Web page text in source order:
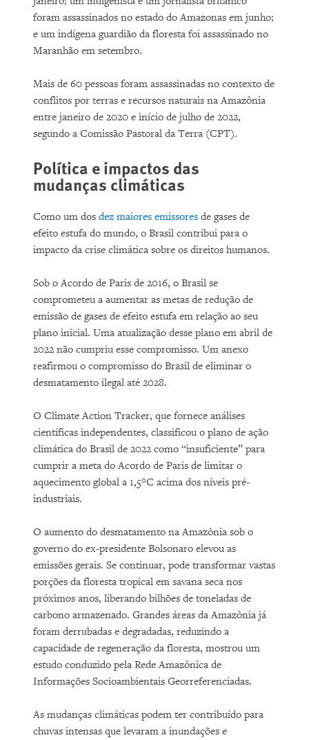
foram assassinados no estado do Amazonas em junho;
e um indígena guardião da floresta foi assassinado no
Maranhão em setembro.
Mais de 60 pessoas foram assassinadas no contexto de
conflitos por terras e recursos naturais na Amazônia
entre janeiro de 2020 e início de julho de 2022,
segundo a Comissão Pastoral da Terra (CPT).
Política e impactos das
mudanças climáticas
Como um dos dez maiores emissores de gases de
efeito estufa do mundo, o Brasil contribui para o
impacto da crise climática sobre os direitos humanos.
Sob o Acordo de Paris de 2016, o Brasil se
comprometeu a aumentar as metas de redução de
emissão de gases de efeito estufa em relação ao seu
plano inicial. Uma atualização desse plano em abril de
2022 não cumpriu esse compromisso. Um anexo
reafirmou o compromisso do Brasil de eliminar o
desmatamento ilegal até 2028.
O Climate Action Tracker, que fornece análises
científicas independentes, classificou o plano de ação
climática do Brasil de 2022 como “insuficiente” para
cumprir a meta do Acordo de Paris de limitar o
aquecimento global a 1,5°C acima dos níveis pré-
industriais.
O aumento do desmatamento na Amazônia sob o
governo do ex-presidente Bolsonaro elevou as
emissões gerais. Se continuar, pode transformar vastas
porções da floresta tropical em savana seca nos
próximos anos, liberando bilhões de toneladas de
carbono armazenado. Grandes áreas da Amazônia já
foram derrubadas e degradadas, reduzindo a
capacidade de regeneração da floresta, mostrou um
estudo conduzido pela Rede Amazônica de
Informações Socioambientais Georreferenciadas.
As mudanças climáticas podem ter contribuído para
chuvas intensas que levaram a inundações e